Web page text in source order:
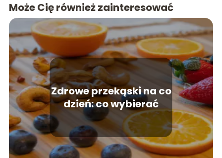
Może Cię również zainteresować
Zdrowe przekąski na co
dzień: co wybierać